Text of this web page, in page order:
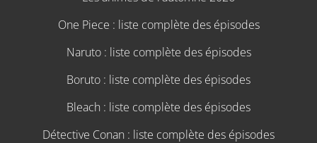
One Piece : liste complète des épisodes
Naruto : liste complète des épisodes
Boruto : liste complète des épisodes
Bleach : liste complète des épisodes
Détective Conan : liste complète des épisodes